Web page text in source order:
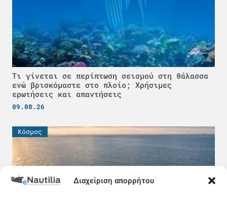
Διαχείριση απορρήτου
Τι γίνεται σε περίπτωση σεισμού στη θάλασσα
ενώ βρισκόμαστε στο πλοίο; Χρήσιμες
ερωτήσεις και απαντήσεις
09.08.26
Κόσμος